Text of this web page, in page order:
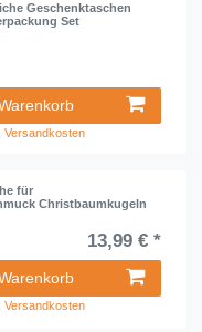
Geschenktaschen
Set
Versandkosten
für
Christbaumkugeln
13,99 € *
Versandkosten